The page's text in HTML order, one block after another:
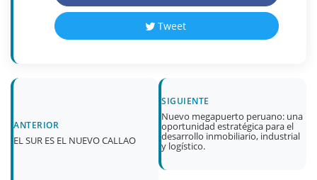
Tweet
ANTERIOR
EL SUR ES EL NUEVO CALLAO
SIGUIENTE
Nuevo megapuerto peruano: una
oportunidad estratégica para el
desarrollo inmobiliario, industrial
y logístico.